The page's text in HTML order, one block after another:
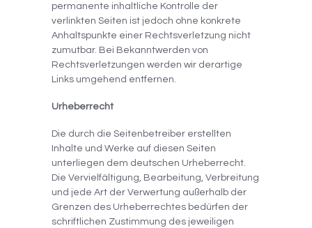
permanente inhaltliche Kontrolle der
verlinkten Seiten ist jedoch ohne konkrete
Anhaltspunkte einer Rechtsverletzung nicht
zumutbar. Bei Bekanntwerden von
Rechtsverletzungen werden wir derartige
Links umgehend entfernen.
Urheberrecht
Die durch die Seitenbetreiber erstellten
Inhalte und Werke auf diesen Seiten
unterliegen dem deutschen Urheberrecht.
Die Vervielfältigung, Bearbeitung, Verbreitung
und jede Art der Verwertung außerhalb der
Grenzen des Urheberrechtes bedürfen der
schriftlichen Zustimmung des jeweiligen